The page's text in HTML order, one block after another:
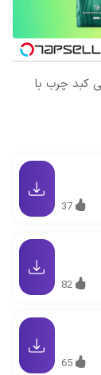
کبد چرب با
37
82
65